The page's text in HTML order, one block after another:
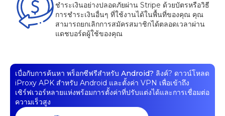
ชำระเงินอย่างปลอดภัยผ่าน Stripe ด้วยบัตรหรือวิธี
การชำระเงินอื่นๆ ที่ใช้งานได้ในพื้นที่ของคุณ คุณ
สามารถยกเลิกการสมัครสมาชิกได้ตลอดเวลาผ่าน
แดชบอร์ดผู้ใช้ของคุณ
เบื่อกับการค้นหา พร็อกซีฟรีสำหรับ Android? ลิงค์? ดาวน์โหลด
iProxy APK สำหรับ Android และตั้งค่า VPN เพื่อเข้าถึง
เซิร์ฟเวอร์หลายแห่งพร้อมการตั้งค่าที่ปรับแต่งได้และการเชื่อมต่อ
ความเร็วสูง